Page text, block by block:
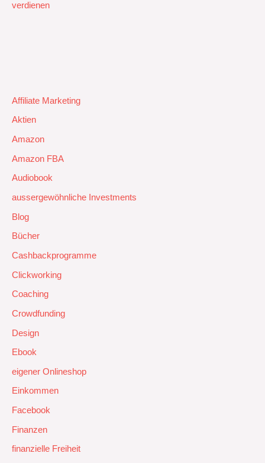
verdienen
Affiliate Marketing
Aktien
Amazon
Amazon FBA
Audiobook
aussergewöhnliche Investments
Blog
Bücher
Cashbackprogramme
Clickworking
Coaching
Crowdfunding
Design
Ebook
eigener Onlineshop
Einkommen
Facebook
Finanzen
finanzielle Freiheit